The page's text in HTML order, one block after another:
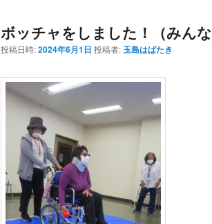
ン
テ
ツ
へ
移
テ
ン
へ
移
動
稿
ナ
ゲ
ー
ボッチャをしました！（みんな
投稿日時:2024年6月1日 投稿者:玉島はばたき